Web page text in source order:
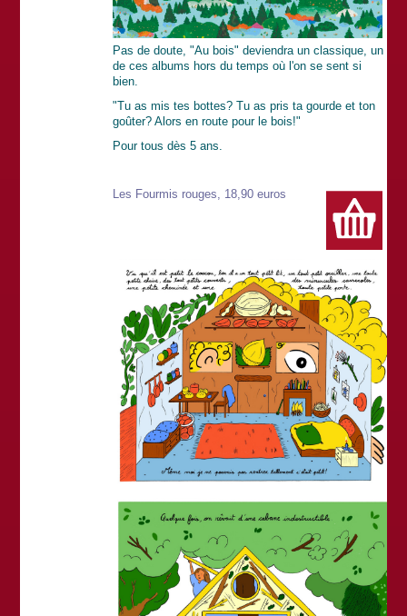
Pas de doute, "Au bois" deviendra un classique, un
de ces albums hors du temps où l'on se sent si
bien.
"Tu as mis tes bottes? Tu as pris ta gourde et ton
goûter? Alors en route pour le bois!"
Pour tous dès 5 ans.
Les Fourmis rouges, 18,90 euros